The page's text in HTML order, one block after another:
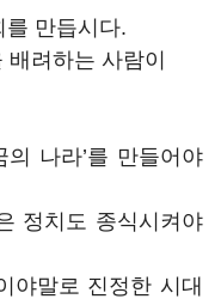
를 만듭시다.
려하는 사람이
의 나라’를 만들어야
정치도 종식시켜야
야말로 진정한 시대